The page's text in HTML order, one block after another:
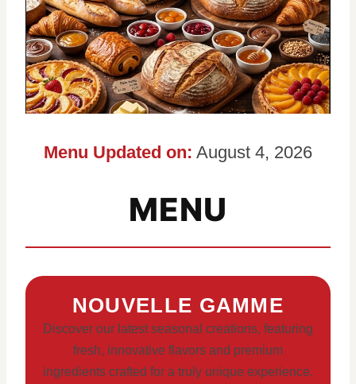
Menu Updated on: August 4, 2026
MENU
NOUVELLE GAMME
Discover our latest seasonal creations, featuring
fresh, innovative flavors and premium
ingredients crafted for a truly unique experience.